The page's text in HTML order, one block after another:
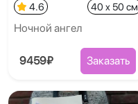
4.6 40 x 50 см
Ночной ангел
9459₽ Заказать